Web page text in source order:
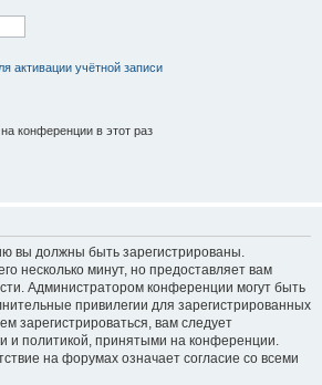
активации учётной записи
конференции в этот раз
вы должны быть зарегистрированы.
несколько минут, но предоставляет вам
Администратором конференции могут быть
привилегии для зарегистрированных
зарегистрироваться, вам следует
и политикой, принятыми на конференции.
на форумах означает согласие со всеми